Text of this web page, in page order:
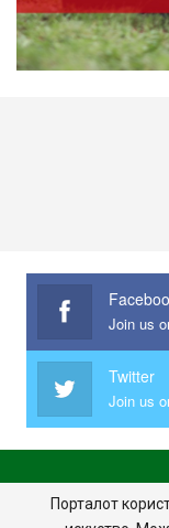
Twitter
Join us
ПОЧЕТНА
Порталот